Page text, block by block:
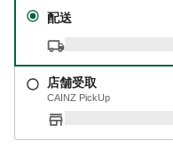
配送
店舗受取
CAINZ PickUp